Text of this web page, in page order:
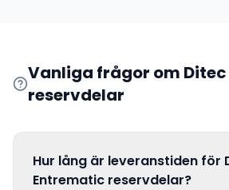
Vanliga frågor om
reservdelar
Hur lång är leveranstiden för
Entrematic reservdelar?